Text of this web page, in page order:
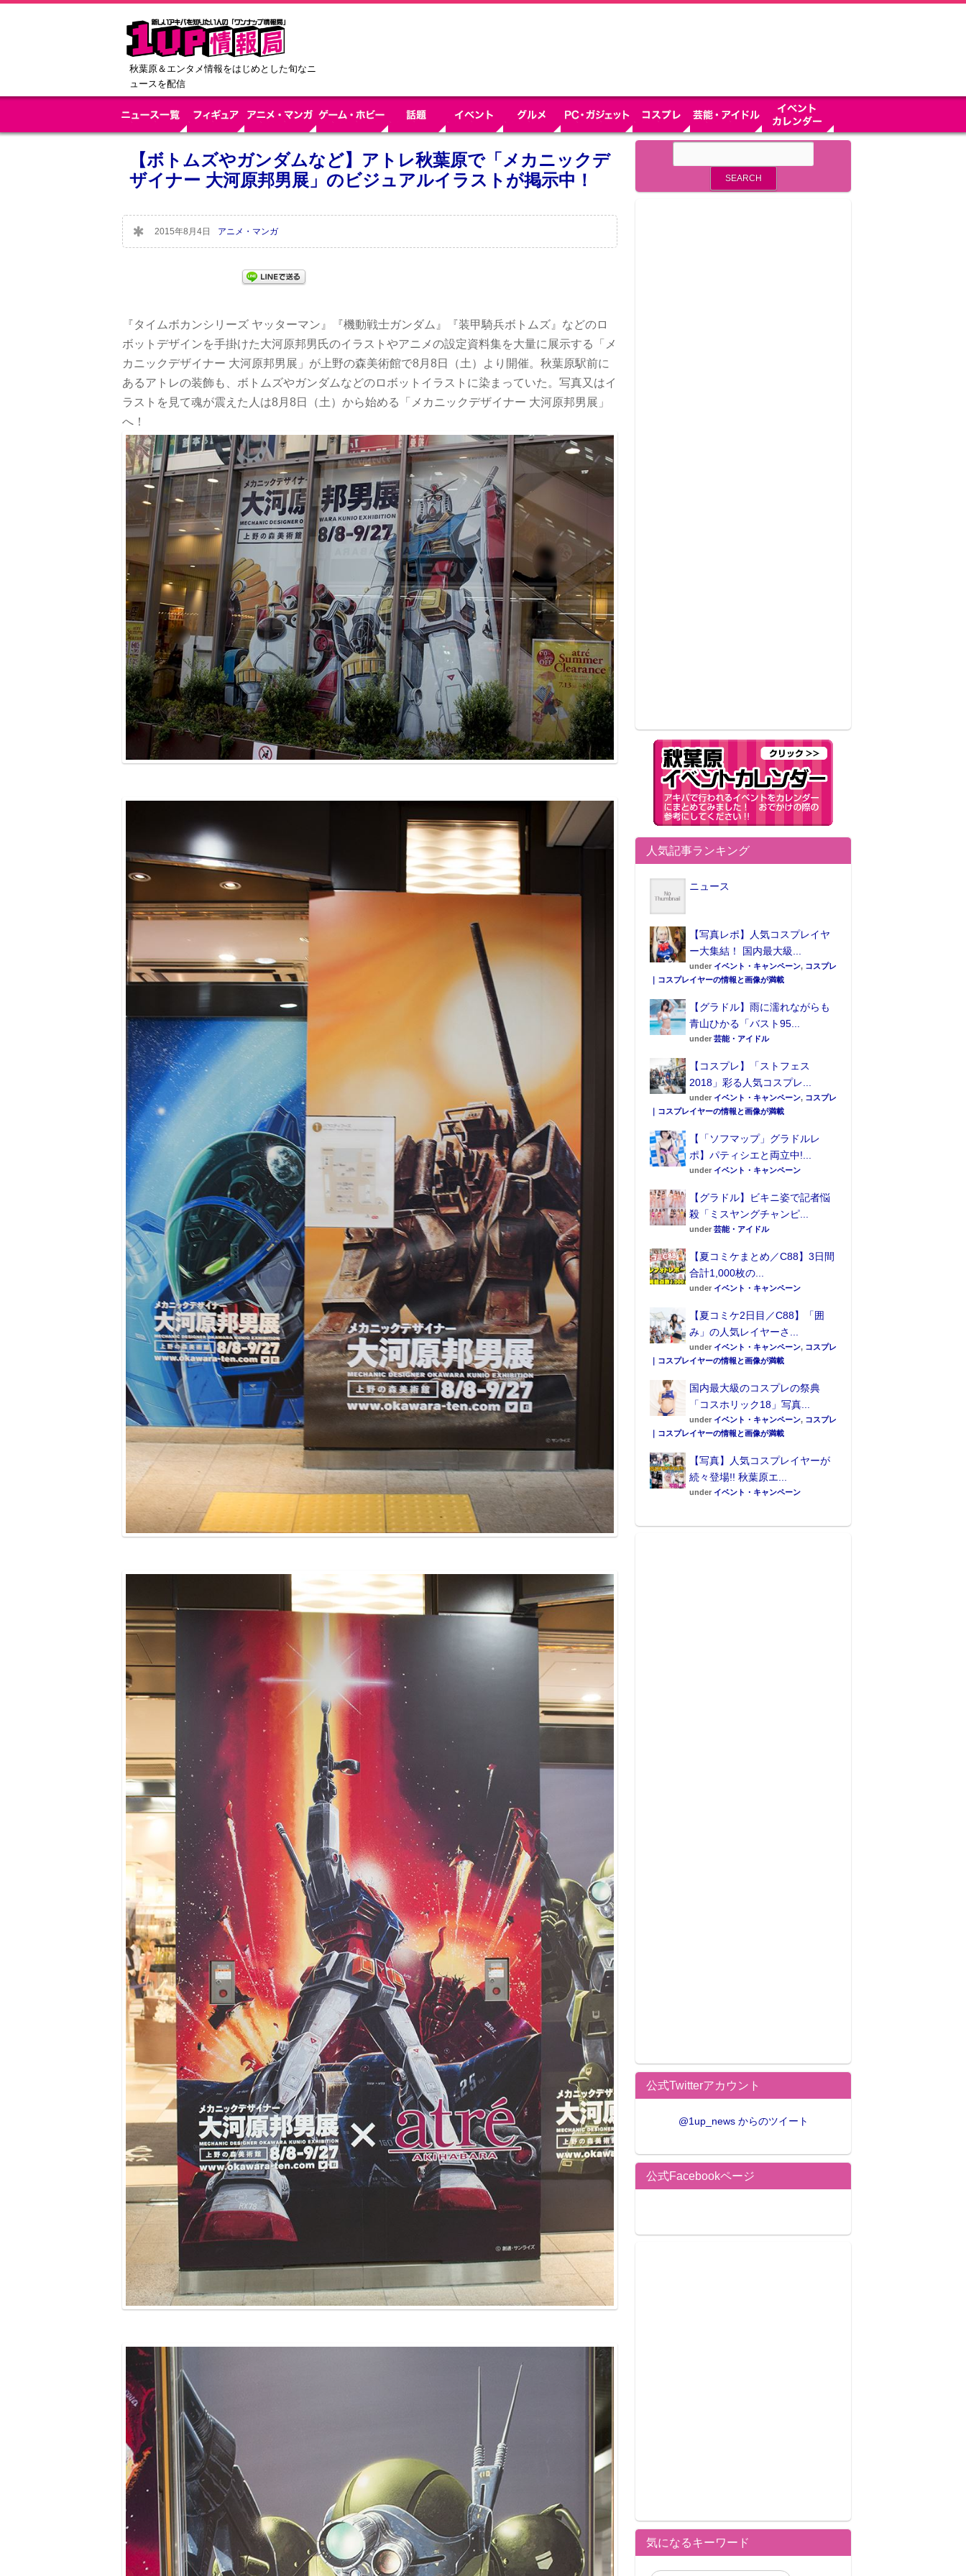
秋葉原＆エンタメ情報をはじめとした旬なニ
ュースを配信
【ボトムズやガンダムなど】アトレ秋葉原で「メカニックデ
ザイナー 大河原邦男展」のビジュアルイラストが掲示中！
2015年8月4日 アニメ・マンガ
『タイムボカンシリーズ ヤッターマン』『機動戦士ガンダム』『装甲騎兵ボトムズ』などのロ
ボットデザインを手掛けた大河原邦男氏のイラストやアニメの設定資料集を大量に展示する「メ
カニックデザイナー 大河原邦男展」が上野の森美術館で8月8日（土）より開催。秋葉原駅前に
あるアトレの装飾も、ボトムズやガンダムなどのロボットイラストに染まっていた。写真又はイ
ラストを見て魂が震えた人は8月8日（土）から始める「メカニックデザイナー 大河原邦男展」
へ！
人気記事ランキング
ニュース
【写真レポ】人気コスプレイヤ
ー大集結！ 国内最大級...
under イベント・キャンペーン, コスプレ
｜コスプレイヤーの情報と画像が満載
【グラドル】雨に濡れながらも
青山ひかる「バスト95...
under 芸能・アイドル
【コスプレ】「ストフェス
2018」彩る人気コスプレ...
under イベント・キャンペーン, コスプレ
｜コスプレイヤーの情報と画像が満載
【「ソフマップ」グラドルレ
ポ】パティシエと両立中!...
under イベント・キャンペーン
【グラドル】ビキニ姿で記者悩
殺「ミスヤングチャンピ...
under 芸能・アイドル
【夏コミケまとめ／C88】3日間
合計1,000枚の...
under イベント・キャンペーン
【夏コミケ2日目／C88】「囲
み」の人気レイヤーさ...
under イベント・キャンペーン, コスプレ
｜コスプレイヤーの情報と画像が満載
国内最大級のコスプレの祭典
「コスホリック18」写真...
under イベント・キャンペーン, コスプレ
｜コスプレイヤーの情報と画像が満載
【写真】人気コスプレイヤーが
続々登場!! 秋葉原エ...
under イベント・キャンペーン
公式Twitterアカウント
@1up_news からのツイート
公式Facebookページ
気になるキーワード